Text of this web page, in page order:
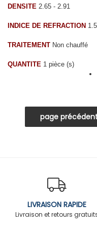
DENSITE 2.65 - 2.91
INDICE DE REFRACTION
TRAITEMENT Non chauffé
QUANTITE 1 pièce (s)
LIVRAISON RAPIDE
Livraison et retours